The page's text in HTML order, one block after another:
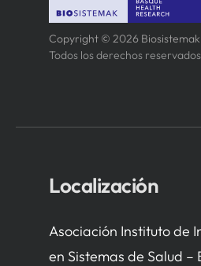
Copyright © 2026 Biosistemak
Todos los derechos reservados
Localización
Asociación Instituto de
en Sistemas de Salud –